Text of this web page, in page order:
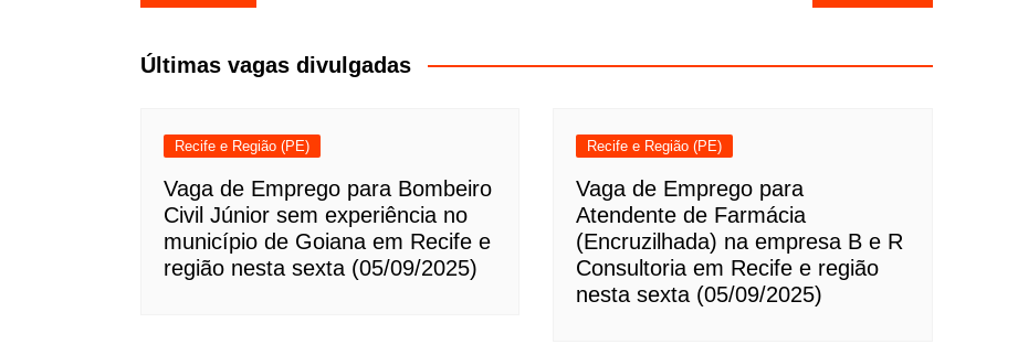
de
Post
Últimas vagas divulgadas
Recife e Região (PE)
Vaga de Emprego para Bombeiro
Civil Júnior sem experiência no
município de Goiana em Recife e
região nesta sexta (05/09/2025)
Recife e Região (PE)
Vaga de Emprego para
Atendente de Farmácia
(Encruzilhada) na empresa B e R
Consultoria em Recife e região
nesta sexta (05/09/2025)